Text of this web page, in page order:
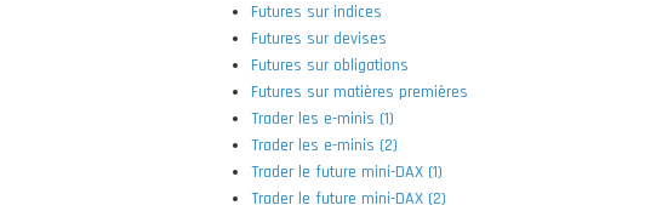
Futures sur indices
Futures sur devises
Futures sur obligations
Futures sur matières premières
Trader les e-minis (1)
Trader les e-minis (2)
Trader le future mini-DAX (1)
Trader le future mini-DAX (2)